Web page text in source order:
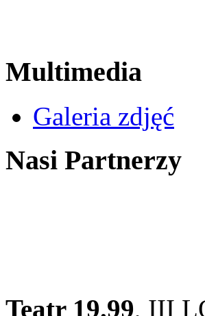
Multimedia
Galeria zdjęć
Nasi Partnerzy
Teatr 19.99, III